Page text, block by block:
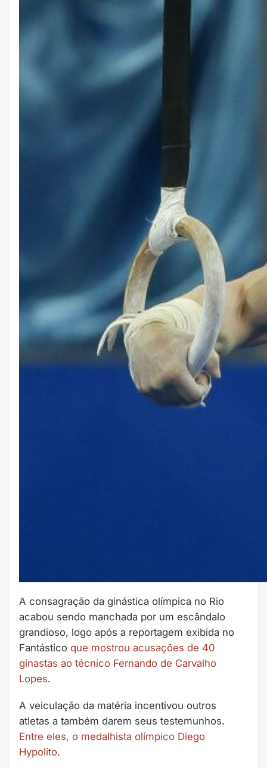
A consagração da ginástica olímpica no Rio
acabou sendo manchada por um escândalo
grandioso, logo após a reportagem exibida no
Fantástico que mostrou acusações de 40
ginastas ao técnico Fernando de Carvalho
Lopes.
A veiculação da matéria incentivou outros
atletas a também darem seus testemunhos.
Entre eles, o medalhista olímpico Diego
Hypolito.